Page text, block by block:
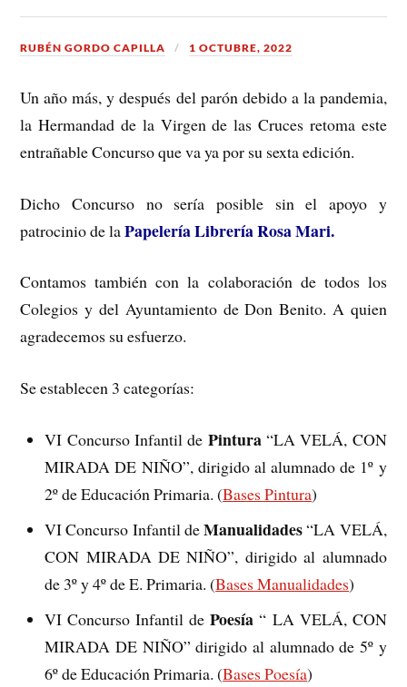
RUBÉN GORDO CAPILLA 1 OCTUBRE, 2022
Un año más, y después del parón debido a la pandemia,
la Hermandad de la Virgen de las Cruces retoma este
entrañable Concurso que va ya por su sexta edición.
Dicho Concurso no sería posible sin el apoyo y
patrocinio de laPapelería Librería Rosa Mari.
Contamos también con la colaboración de todos los
Colegios y del Ayuntamiento de Don Benito. A quien
agradecemos su esfuerzo.
Se establecen 3 categorías:
VI Concurso Infantil de Pintura“LA VELÁ, CON
MIRADA DE NIÑO”, dirigido al alumnado de 1º y
2º de Educación Primaria. (Bases Pintura)
VI Concurso Infantil deManualidades“LA VELÁ,
CON MIRADA DE NIÑO”, dirigido al alumnado
de 3º y 4º de E. Primaria. (Bases Manualidades)
VI Concurso Infantil dePoesía “ LA VELÁ, CON
MIRADA DE NIÑO” dirigido al alumnado de 5º y
6º de Educación Primaria. (Bases Poesía)